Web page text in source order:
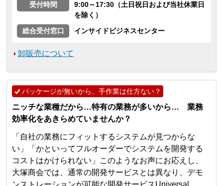
受付時間
9:00～17:30（土日祝日および当社休業日
を除く）
総合受付窓口
インサイドビジネスセンター
卸販売について
パッケージが無いから、手作業は仕方ない？
ニッチな業種だから…特有の業務が多いから… 業務
効率化をあきらめていませんか？
「自社の業務にフィットするシステムが見つからな
い」「かといってフルオーダーでシステムを開発する
コストはかけられない」このようなお声にお応えし、
大塚商会では、通常の開発サービスとは異なり、デモ
ンストレーションが可能な開発サービスUniversal